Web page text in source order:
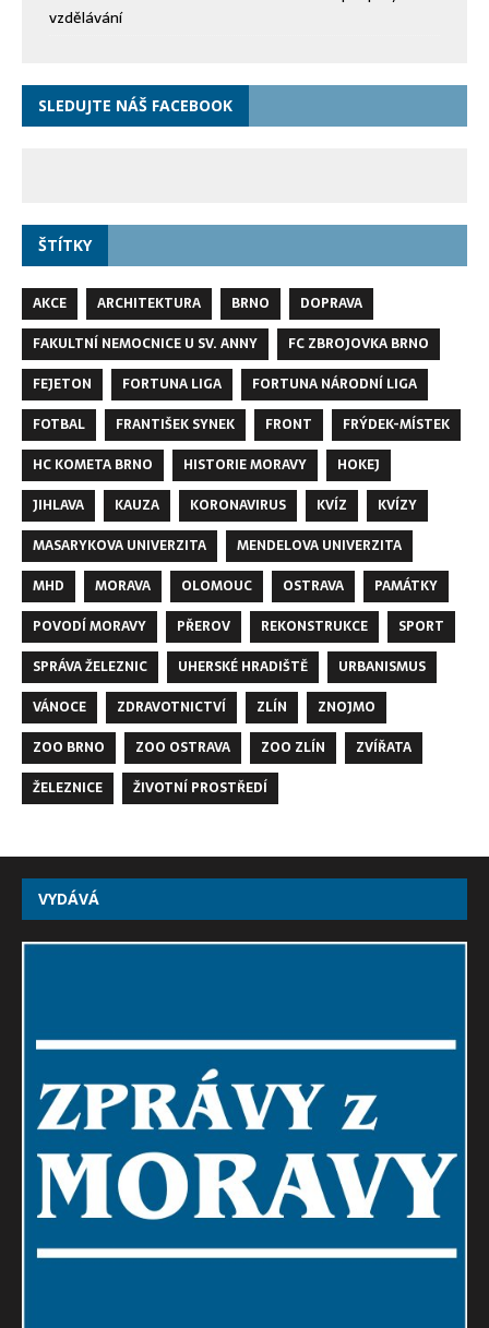
vzdělávání
SLEDUJTE NÁŠ FACEBOOK
ŠTÍTKY
AKCE ARCHITEKTURA BRNO
DOPRAVA
FAKULTNÍ NEMOCNICE U SV. ANNY
FC ZBROJOVKA BRNO
FEJETON
FORTUNA LIGA
FORTUNA NÁRODNÍ LIGA
FOTBAL
FRANTIŠEK SYNEK FRONT
FRÝDEK-MÍSTEK
HC KOMETA BRNO
HISTORIE MORAVY
HOKEJ
JIHLAVA
KAUZA KORONAVIRUS KVÍZ
KVÍZY
MASARYKOVA UNIVERZITA
MENDELOVA UNIVERZITA
MHD
MORAVA OLOMOUC OSTRAVA
PAMÁTKY
POVODÍ MORAVY
PŘEROV REKONSTRUKCE
SPORT
SPRÁVA ŽELEZNIC
UHERSKÉ HRADIŠTĚ
URBANISMUS
VÁNOCE
ZDRAVOTNICTVÍ ZLÍN
ZNOJMO
ZOO BRNO
ZOO OSTRAVA ZOO ZLÍN
ZVÍŘATA
ŽELEZNICE
ŽIVOTNÍ PROSTŘEDÍ
VYDÁVÁ